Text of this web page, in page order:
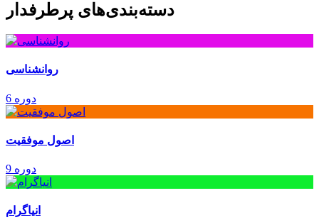
دسته‌بندی‌های پرطرفدار
روانشناسی
6 دوره
اصول موفقیت
9 دوره
انیاگرام